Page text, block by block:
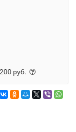
руб.